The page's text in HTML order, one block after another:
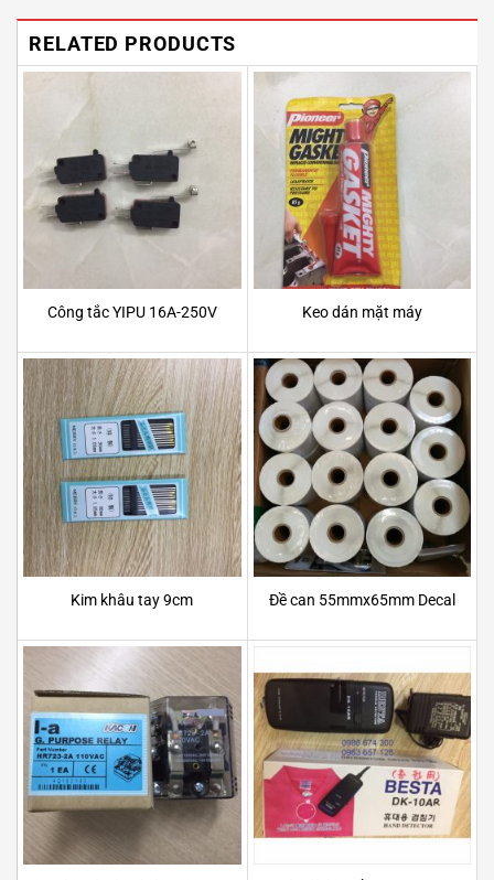
RELATED PRODUCTS
Công tắc YIPU 16A-250V Keo dán mặt máy
Kim khâu tay 9cm Đề can 55mmx65mm Decal